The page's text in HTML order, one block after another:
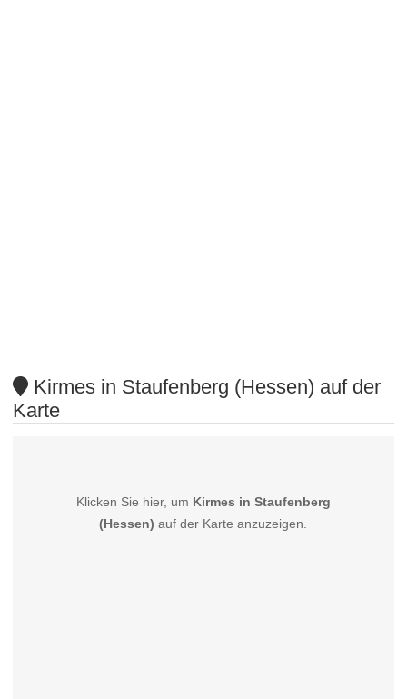
Kirmes in Staufenberg (Hessen) auf der
Karte
Klicken Sie hier, um Kirmes in Staufenberg
(Hessen) auf der Karte anzuzeigen.